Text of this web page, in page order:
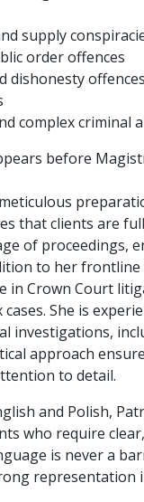
supply
order offences
dishonesty offences
complex criminal
before
that clients are
of proceedings,
to her
in Crown Court
She is
investigations,
approach
to detail.
and Polish,
who require
is never a
representation